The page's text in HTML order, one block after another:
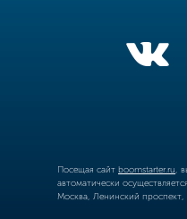
Посещая сайт boomstarter.ru ,
автоматически
Москва, Ленинский проспект,